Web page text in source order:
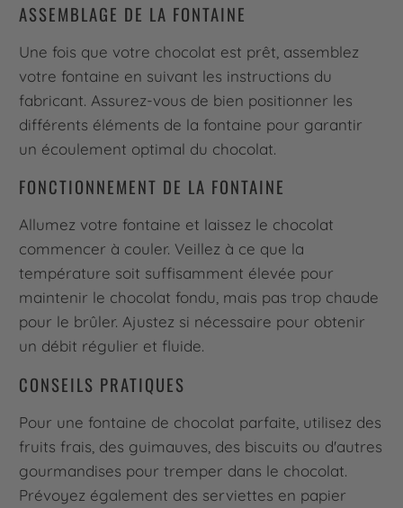
ASSEMBLAGE DE LA FONTAINE
Une fois que votre chocolat est prêt, assemblez
votre fontaine en suivant les instructions du
fabricant. Assurez-vous de bien positionner les
différents éléments de la fontaine pour garantir
un écoulement optimal du chocolat.
FONCTIONNEMENT DE LA FONTAINE
Allumez votre fontaine et laissez le chocolat
commencer à couler. Veillez à ce que la
température soit suffisamment élevée pour
maintenir le chocolat fondu, mais pas trop chaude
pour le brûler. Ajustez si nécessaire pour obtenir
un débit régulier et fluide.
CONSEILS PRATIQUES
Pour une fontaine de chocolat parfaite, utilisez des
fruits frais, des guimauves, des biscuits ou d'autres
gourmandises pour tremper dans le chocolat.
Prévoyez également des serviettes en papier